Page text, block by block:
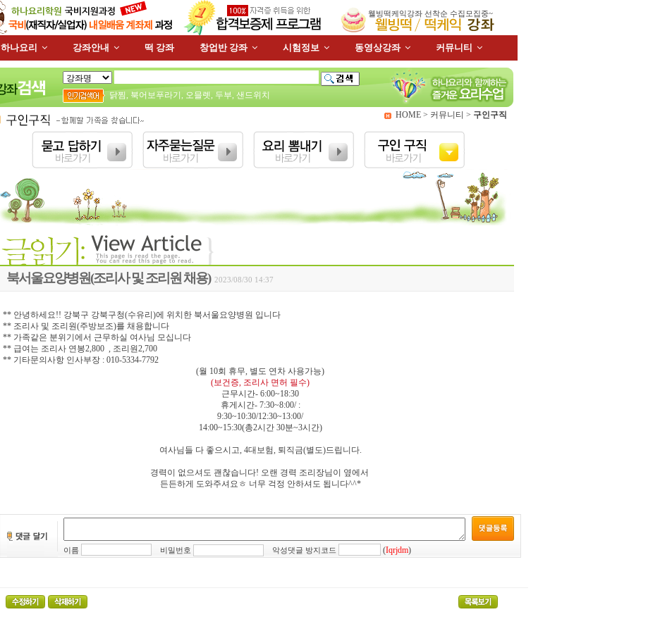
웰빙떡케익강좌 선착순 수집모집중~
하나요리 강좌안내 떡 강좌 창업반 강좌 시험정보 동영상강좌 커뮤니티
닭찜 북어보푸라기 오믈렛 두부 샌드위치
HOME > 커뮤니티 > 구인구직
북서울요양병원(조리사 및 조리원 채용) 2023/08/30 14:37
** 안녕하세요!! 강북구 강북구청(수유리)에 위치한 북서울요양병원 입니다
** 조리사 및 조리원(주방보조)를 채용합니다
** 가족같은 분위기에서 근무하실 여사님 모십니다
** 급여는 조리사 연봉2,800 , 조리원2,700
** 기타문의사항 인사부장 : 010-5334-7792
(월 10회 휴무, 별도 연차 사용가능)
(보건증, 조리사 면허 필수)
근무시간- 6:00~18:30
휴게시간- 7:30~8:00/ :
9:30~10:30/12:30~13:00/
14:00~15:30(총2시간 30분~3시간)
여사님들 다 좋으시고, 4대보험, 퇴직금(별도)드립니다.
경력이 없으셔도 괜찮습니다! 오랜 경력 조리장님이 옆에서
든든하게 도와주셔요ㅎ 너무 걱정 안하셔도 됩니다^^*
이름 비밀번호 악성댓글 방지코드 (Iqrjdm)